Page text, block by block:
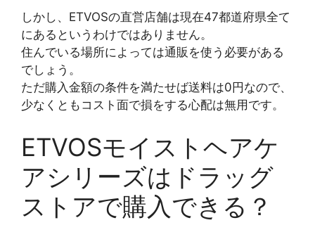
しかし、ETVOSの直営店舗は現在47都道府県全て
にあるというわけではありません。
住んでいる場所によっては通販を使う必要がある
でしょう。
ただ購入金額の条件を満たせば送料は0円なので、
少なくともコスト面で損をする心配は無用です。
ETVOSモイストヘアケ
アシリーズはドラッグ
ストアで購入できる？